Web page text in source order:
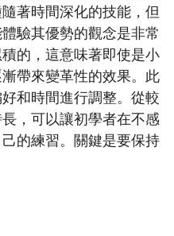
著時間深化的技能，但
驗其優勢的觀念是非常
的，這意味著即使是小
帶來變革性的效果。此
和時間進行調整。從較
，可以讓初學者在不感
的練習。關鍵是要保持